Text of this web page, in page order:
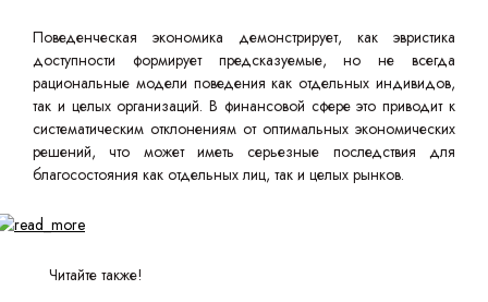
Поведенческая экономика демонстрирует, как эвристика
доступности формирует предсказуемые, но не всегда
рациональные модели поведения как отдельных индивидов,
так и целых организаций. В финансовой сфере это приводит к
систематическим отклонениям от оптимальных экономических
решений, что может иметь серьезные последствия для
благосостояния как отдельных лиц, так и целых рынков.
Читайте также!